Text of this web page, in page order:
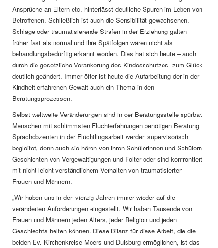
Ansprüche an Eltern etc. hinterlässt deutliche Spuren im Leben von
Betroffenen. Schließlich ist auch die Sensibilität gewachsenen.
Schläge oder traumatisierende Strafen in der Erziehung galten
früher fast als normal und ihre Spätfolgen wären nicht als
behandlungsbedürftig erkannt worden. Dies hat sich heute – auch
durch die gesetzliche Verankerung des Kindesschutzes- zum Glück
deutlich geändert. Immer öfter ist heute die Aufarbeitung der in der
Kindheit erfahrenen Gewalt auch ein Thema in den
Beratungsprozessen.
Selbst weltweite Veränderungen sind in der Beratungsstelle spürbar.
Menschen mit schlimmsten Fluchterfahrungen benötigen Beratung.
Sprachdozenten in der Flüchtlingsarbeit werden supervisorisch
begleitet, denn auch sie hören von ihren Schülerinnen und Schülern
Geschichten von Vergewaltigungen und Folter oder sind konfrontiert
mit nicht leicht verständlichem Verhalten von traumatisierten
Frauen und Männern.
„Wir haben uns in den vierzig Jahren immer wieder auf die
veränderten Anforderungen eingestellt. Wir haben Tausende von
Frauen und Männern jeden Alters, jeder Religion und jeden
Geschlechts helfen können. Diese Bilanz für diese Arbeit, die die
beiden Ev. Kirchenkreise Moers und Duisburg ermöglichen, ist das